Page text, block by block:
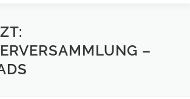
NEWS
–